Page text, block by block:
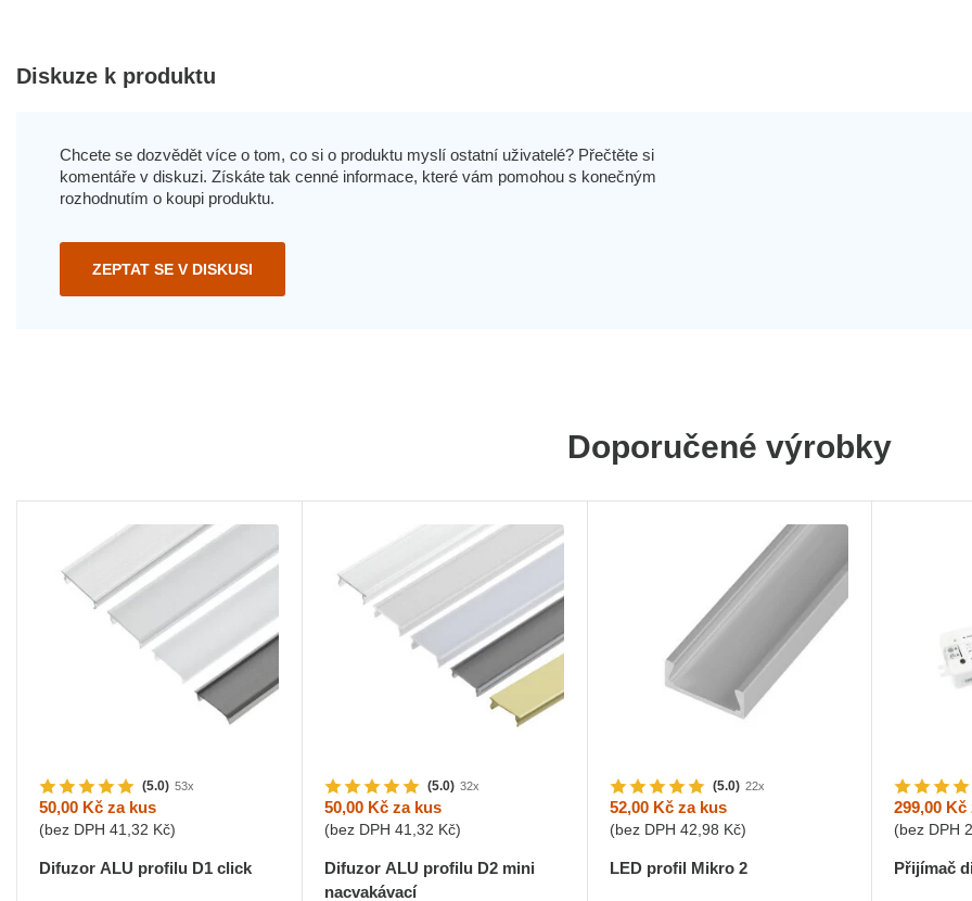
Diskuze k produktu
Chcete se dozvědět více o tom, co si o produktu myslí ostatní uživatelé? Přečtěte si
komentáře v diskuzi. Získáte tak cenné informace, které vám pomohou s konečným
rozhodnutím o koupi produktu.
ZEPTAT SE V DISKUSI
Doporučené výrobky
(5.0) 53x
50,00 Kč za kus
(bez DPH 41,32 Kč)
Difuzor ALU profilu D1 click
(5.0) 32x
50,00 Kčza kus
(bez DPH 41,32 Kč)
Difuzor ALU profilu D2 mini
nacvakávací
(5.0) 22x
52,00 Kčza kus
(bez DPH 42,98 Kč)
LED profil Mikro 2
299,00 Kč
(bez DPH
Přijímač